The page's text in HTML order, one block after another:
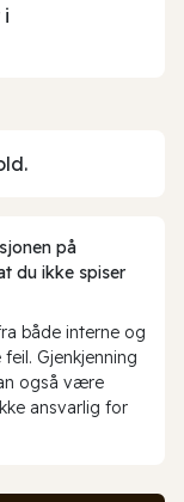
i
på
du ikke spiser
både interne og
Gjenkjenning
også være
ansvarlig for